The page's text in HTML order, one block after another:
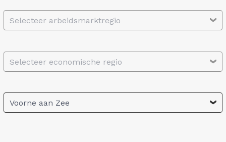
Selecteer arbeidsmarktregio
Selecteer economische regio
Voorne aan Zee